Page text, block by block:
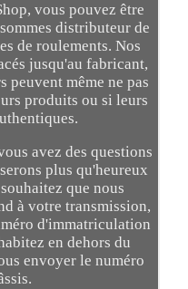
vous pouvez être
distributeur de
de roulements. Nos
jusqu'au fabricant,
peuvent même ne pas
produits ou si leurs
avez des questions
plus qu'heureux
que nous
à votre transmission,
d'immatriculation
en dehors du
envoyer le numéro